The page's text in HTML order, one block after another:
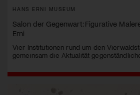
HANS ERNI MUSEUM
Salon der Gegenwart: Figurative
Erni
Vier Institutionen rund um den
gemeinsam die Aktualität